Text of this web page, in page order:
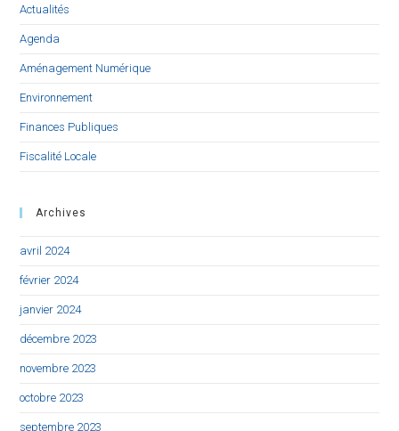
Actualités
Agenda
Aménagement Numérique
Environnement
Finances Publiques
Fiscalité Locale
Archives
avril 2024
février 2024
janvier 2024
décembre 2023
novembre 2023
octobre 2023
septembre 2023